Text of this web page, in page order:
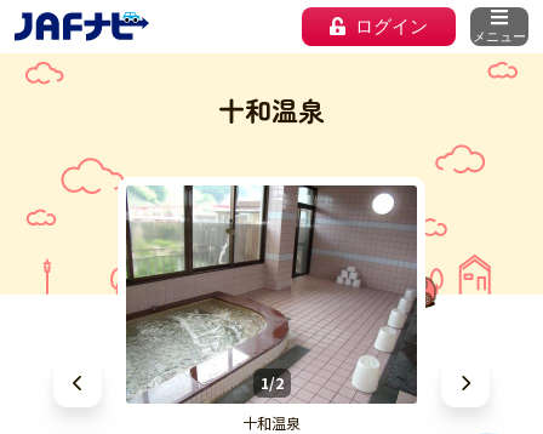
ログイン メニュー
十和温泉
1/2
十和温泉